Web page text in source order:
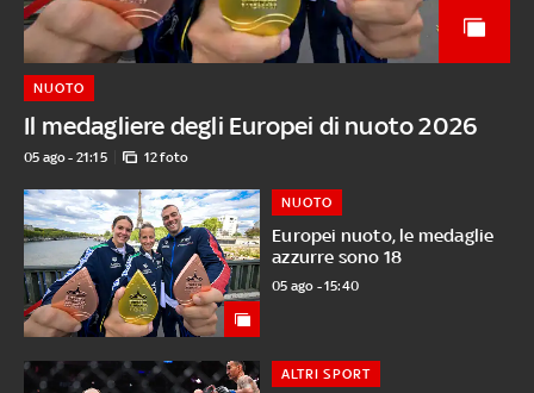
Il medagliere degli Europei di nuoto 2026
NUOTO
05 ago - 21:15 12 foto
Europei nuoto, le medaglie
azzurre sono 18
NUOTO
05 ago - 15:40
ALTRI SPORT